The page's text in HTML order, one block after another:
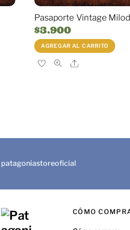
Pasaporte Vintage
$3.900
AGREGAR AL CARRITO
Share
patagoniastoreoficial
CÓMO